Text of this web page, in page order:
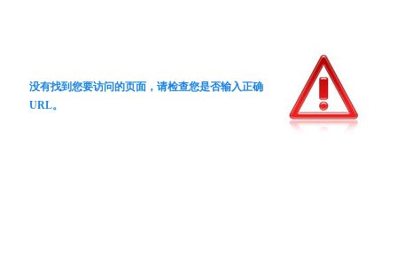
没有找到您要访问的页面，请检查您是否输入正确
URL。